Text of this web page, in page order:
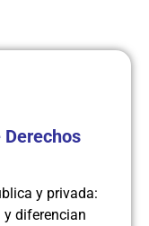
y privada:
y diferencian